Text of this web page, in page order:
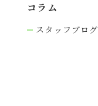
コラム
スタッフブログ